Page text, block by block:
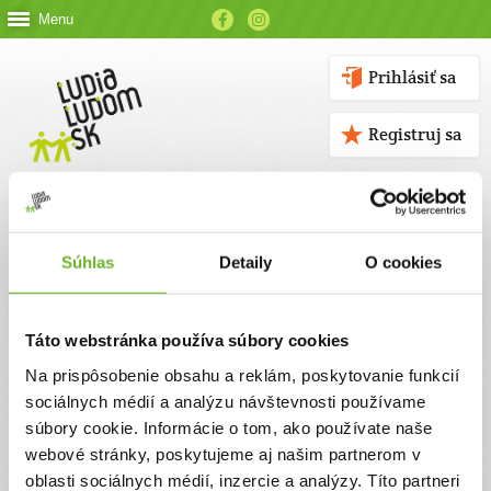
Súhlas Detaily O cookies
Táto webstránka používa súbory cookies
Na prispôsobenie obsahu a reklám, poskytovanie funkcií
sociálnych médií a analýzu návštevnosti používame
súbory cookie. Informácie o tom, ako používate naše
webové stránky, poskytujeme aj našim partnerom v
oblasti sociálnych médií, inzercie a analýzy. Títo partneri
Menu
Prihlásiť sa
Registruj sa
Kontaktné údaje
V prípade akýchkoľvek otázok nás neváhajte kontaktovať
emailom, alebo telefonicky.
ĽUDIA ĽUĎOM, n. o.